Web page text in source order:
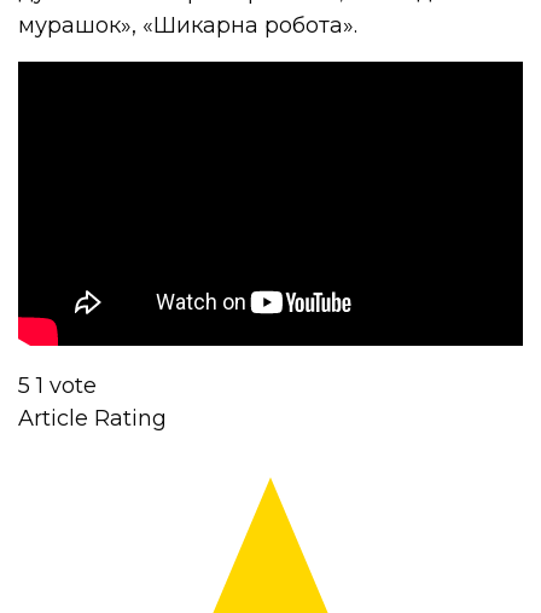
мурашок», «Шикарна робота».
5 1 vote
Article Rating